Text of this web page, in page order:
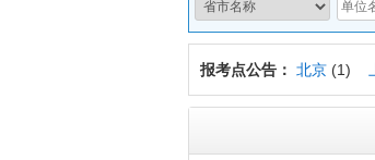
报考点公告： 北京 (1)